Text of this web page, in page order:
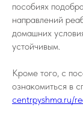
пособиях
направлений
домашних
устойчивым.
Кроме того, с
ознакомиться в
centrpyshma.ru/